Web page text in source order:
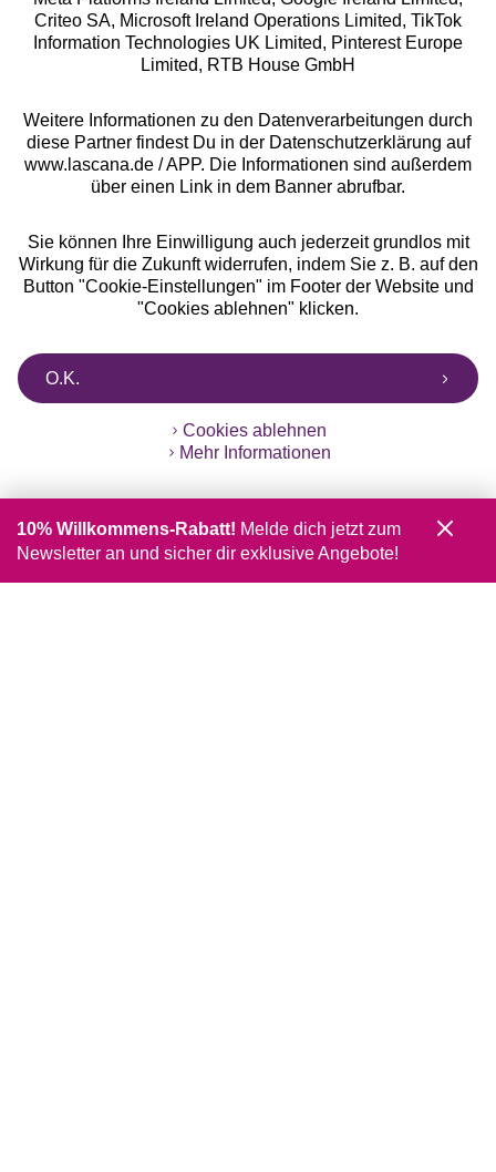
Alle Preise inkl. MwSt., zzgl.
Versandkosten
** Bonität vorausgesetzt, berechtigt zur Bonitätsprüfung
Criteo SA, Microsoft Ireland Operations Limited, TikTok
Information Technologies UK Limited, Pinterest Europe
Limited, RTB House GmbH
Weitere Informationen zu den Datenverarbeitungen durch
diese Partner findest Du in der Datenschutzerklärung auf
www.lascana.de / APP. Die Informationen sind außerdem
über einen Link in dem Banner abrufbar.
Sie können Ihre Einwilligung auch jederzeit grundlos mit
Wirkung für die Zukunft widerrufen, indem Sie z. B. auf den
Button "Cookie-Einstellungen" im Footer der Website und
"Cookies ablehnen" klicken.
O.K.
Cookies ablehnen
Mehr Informationen
10% Willkommens-Rabatt! Melde dich jetzt zum
Newsletter an und sicher dir exklusive Angebote!